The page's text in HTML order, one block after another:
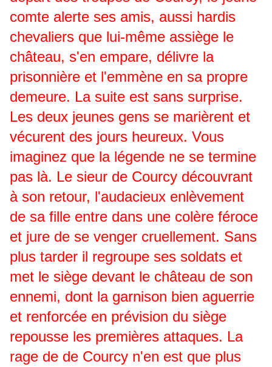
comte alerte ses amis, aussi hardis
chevaliers que lui-même assiège le
château, s'en empare, délivre la
prisonnière et l'emmène en sa propre
demeure. La suite est sans surprise.
Les deux jeunes gens se marièrent et
vécurent des jours heureux. Vous
imaginez que la légende ne se termine
pas là. Le sieur de Courcy découvrant
à son retour, l'audacieux enlèvement
de sa fille entre dans une colère féroce
et jure de se venger cruellement. Sans
plus tarder il regroupe ses soldats et
met le siège devant le château de son
ennemi, dont la garnison bien aguerrie
et renforcée en prévision du siège
repousse les premières attaques. La
rage de de Courcy n'en est que plus